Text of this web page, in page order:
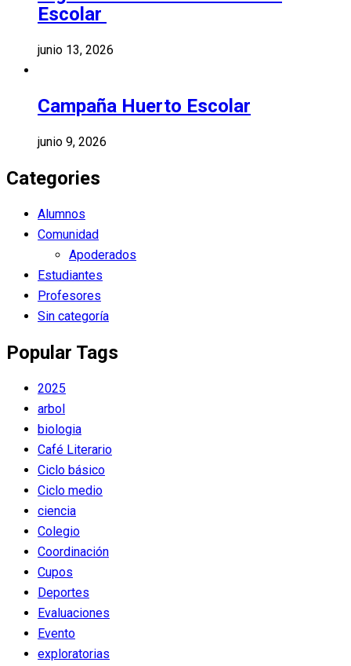
Escolar
junio 13, 2026
Campaña Huerto Escolar
junio 9, 2026
Categories
Alumnos
Comunidad
Apoderados
Estudiantes
Profesores
Sin categoría
Popular Tags
2025
arbol
biologia
Café Literario
Ciclo básico
Ciclo medio
ciencia
Colegio
Coordinación
Cupos
Deportes
Evaluaciones
Evento
exploratorias